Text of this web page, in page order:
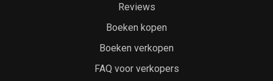
Reviews
Boeken kopen
Boeken verkopen
FAQ voor verkopers